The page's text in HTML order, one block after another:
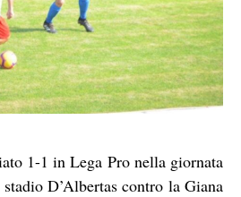
1-1 in Lega Pro nella giornata
D’Albertas contro la Giana